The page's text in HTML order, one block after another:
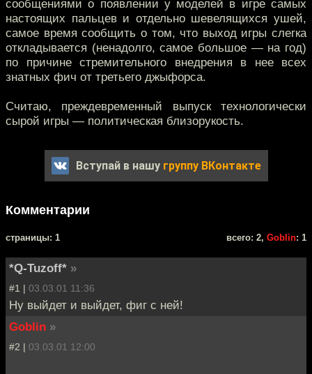
сообщениями о появлении у моделей в игре самых
настоящих пальцев и отдельно шевелящихся ушей,
самое время сообщить о том, что выход игры слегка
откладывается (ненадолго, самое большое — на год)
по причине стремительного внедрения в нее всех
знатных фич от третьего джыфорса.
Считаю, преждевременный выпуск технологически
сырой игры — политическая близорукость.
Вступай в нашу группу ВКонтакте
Комментарии
cтраницы: 1 всего: 2, Goblin: 1
*Q-Tuzoff* »
#1 | 03.03.01 11:36
Ну выйдет и выйдет, фиг с ней!
Goblin »
#2 | 03.03.01 12:00